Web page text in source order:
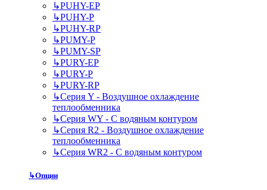
↳PUHY-EP
↳PUHY-P
↳PUHY-RP
↳PUMY-P
↳PUMY-SP
↳PURY-EP
↳PURY-P
↳PURY-RP
↳Серия Y - Воздушное охлаждение
теплообменника
↳Серия WY - С водяным контуром
↳Серия R2 - Воздушное охлаждение
теплообменника
↳Серия WR2 - С водяным контуром
↳Опции